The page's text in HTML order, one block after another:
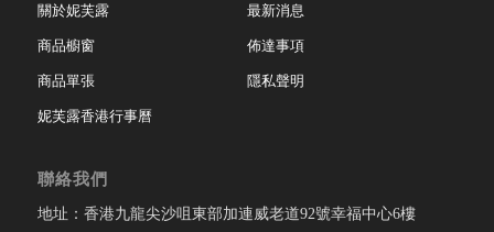
關於妮芙露
商品櫥窗
商品單張
妮芙露香港行事曆
最新消息
佈達事項
隱私聲明
聯絡我們
地址：香港九龍尖沙咀東部加連威老道92號幸福中心6樓